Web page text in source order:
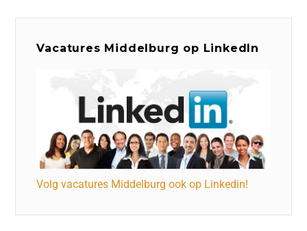
Vacatures Middelburg op LinkedIn
Volg vacatures Middelburg ook op Linkedin!